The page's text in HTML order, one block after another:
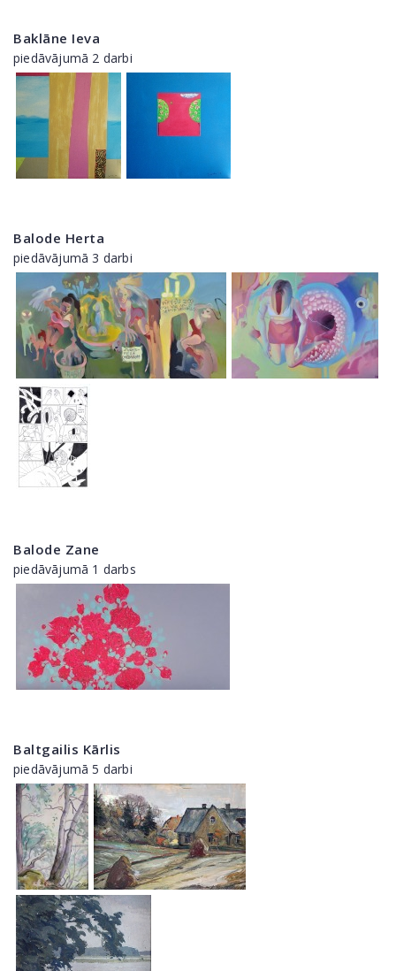
Baklāne Ieva
piedāvājumā 2 darbi
Balode Herta
piedāvājumā 3 darbi
Balode Zane
piedāvājumā 1 darbs
Baltgailis Kārlis
piedāvājumā 5 darbi